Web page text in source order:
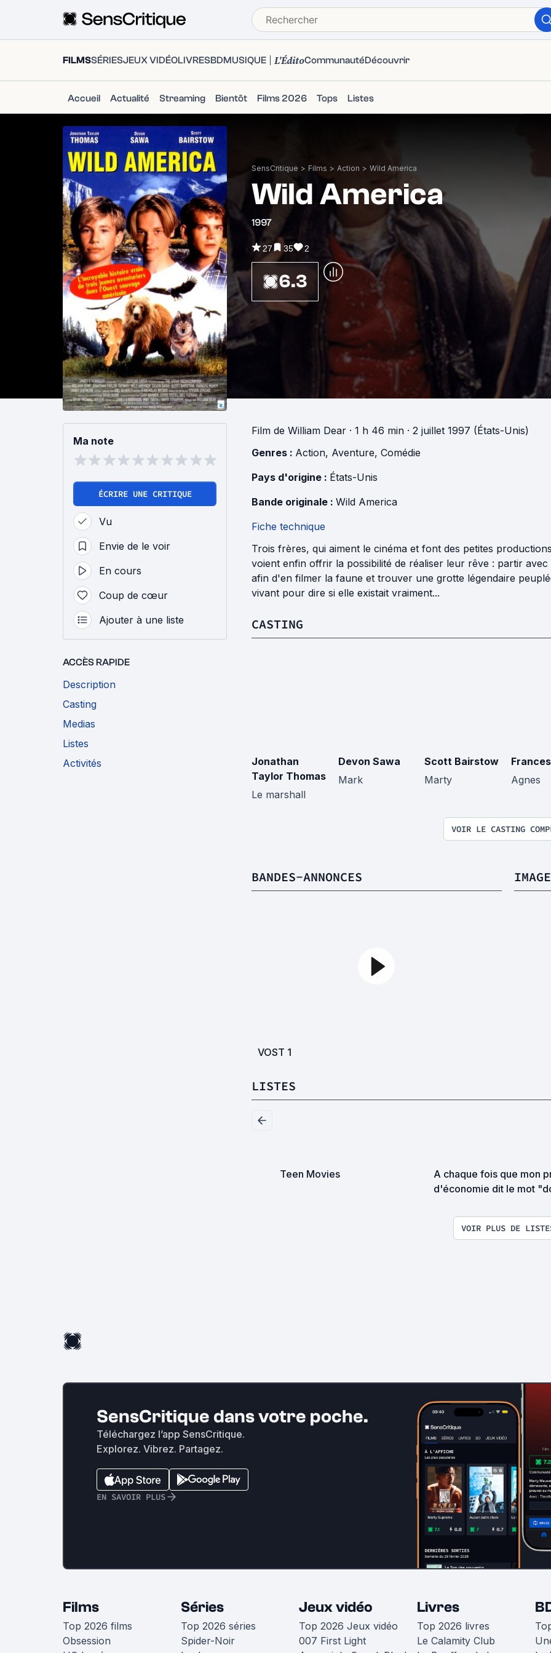
FILMSSÉRIESJEUX VIDÉOLIVRESBDMUSIQUE L'ÉditoCommunautéDécouvrir
Accueil Actualité Streaming Bientôt Films 2026 Tops Listes
SensCritique > Films > Action > Wild America
Wild America
1997
27 35 2
6.3
Ma note
ÉCRIRE UNE CRITIQUE
Vu
Envie de le voir
En cours
Coup de cœur
Ajouter à une liste
ACCÈS RAPIDE
Description
Casting
Medias
Listes
Activités
Film de William Dear · 1 h 46 min · 2 juillet 1997 (États-Unis)
Genres : Action, Aventure, Comédie
Pays d'origine : États-Unis
Bande originale : Wild America
Fiche technique
Trois frères, qui aiment le cinéma et font des petites
voient enfin offrir la possibilité de réaliser leur rêve : partir
afin d'en filmer la faune et trouver une grotte légendaire
vivant pour dire si elle existait vraiment...
CASTING
Jonathan
Taylor Thomas
Le marshall
Devon Sawa
Mark
Scott Bairstow
Marty
Agnes
VOIR LE CASTING
BANDES-ANNONCES
VOST 1
LISTES
Teen Movies
A chaque fois que mon
d'économie dit le mot
VOIR PLUS DE
SensCritique dans votre poche.
Téléchargez l’app SensCritique.
Explorez. Vibrez. Partagez.
EN SAVOIR PLUS
Films
Top 2026 films
Obsession
Séries
Top 2026 séries
Spider-Noir
Jeux vidéo
Top 2026 Jeux vidéo
007 First Light
Livres
Top 2026 livres
Le Calamity Club